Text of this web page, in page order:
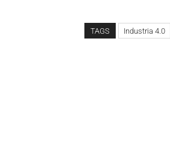
TAGS Industria 4.0